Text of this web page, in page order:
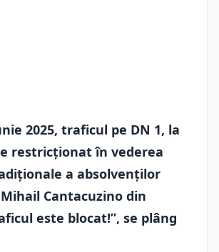
2025, traficul pe DN 1, la
restricționat în vederea
a absolvenților
Cantacuzino din
este blocat!”, se plâng